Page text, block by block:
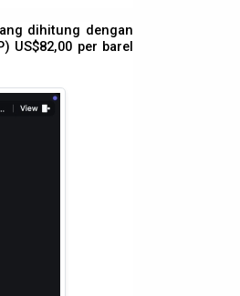
dihitung dengan
US$82,00 per barel